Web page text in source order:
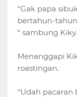
“Gak papa
bertahun-
“ sambung Kiky.
Menanggapi
roastingan.
“Udah